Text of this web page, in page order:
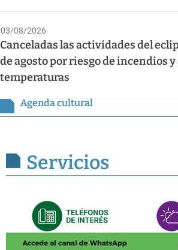
03/08/2026
Canceladas las actividades del
de agosto por riesgo de incendios y
temperaturas
Agenda cultural
Servicios